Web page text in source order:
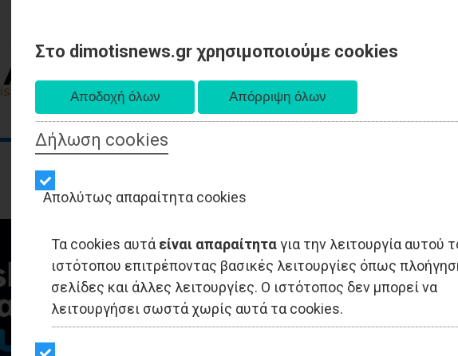
Στο dimotisnews.gr χρησιμοποιούμε cookies
Δήλωση cookies
Απολύτως απαραίτητα cookies
Τα cookies αυτά είναι απαραίτηταγια την λειτουργία αυτού
ιστότοπου επιτρέποντας βασικές λειτουργίες όπως
σελίδες και άλλες λειτουργίες. Ο ιστότοπος δεν μπορεί να
λειτουργήσει σωστά χωρίς αυτά τα cookies.
ΕΙΔΗΣΕΙΣ